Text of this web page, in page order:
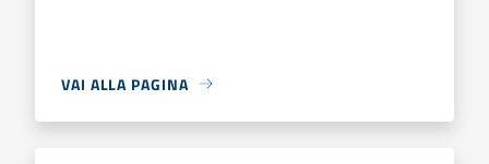
VAI ALLA PAGINA